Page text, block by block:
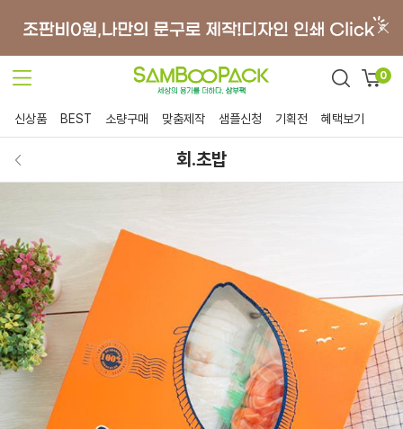
0
신상품 BEST 소량구매 맞춤제작 샘플신청 기획전 혜택보기
회.초밥